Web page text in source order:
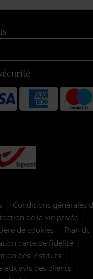
Conditions générales
de la vie privée
de cookies
Plan du
carte de fidélité
des instituts
aux avis des clients